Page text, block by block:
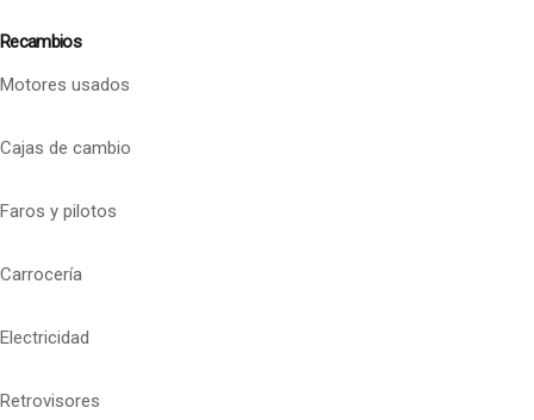
Recambios
Motores usados
Cajas de cambio
Faros y pilotos
Carrocería
Electricidad
Retrovisores